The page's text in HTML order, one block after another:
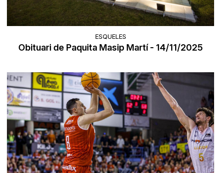
ESQUELES
Obituari de Paquita Masip Martí - 14/11/2025